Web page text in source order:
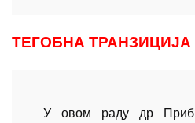
ТЕГОБНА ТРАНЗИЦИЈА
У овом раду др